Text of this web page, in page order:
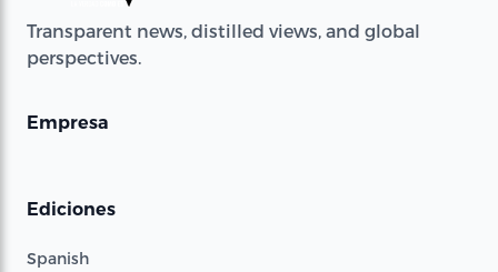
Transparent news, distilled views, and global
perspectives.
Empresa
Ediciones
Spanish